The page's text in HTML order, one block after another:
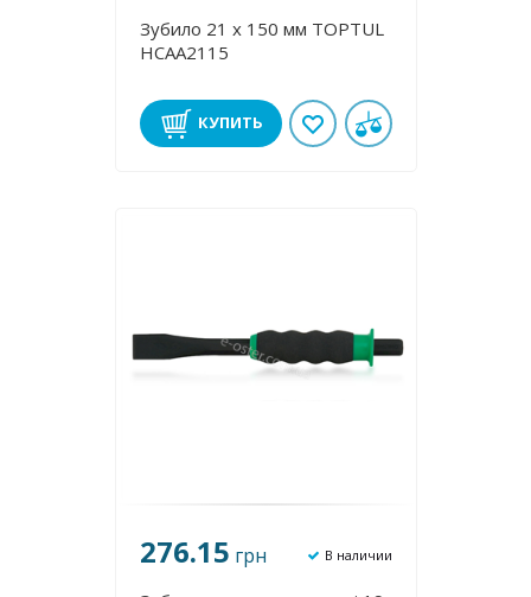
Зубило 21 х 150 мм TOPTUL
HCAA2115
КУПИТЬ
276.15 грн В наличии